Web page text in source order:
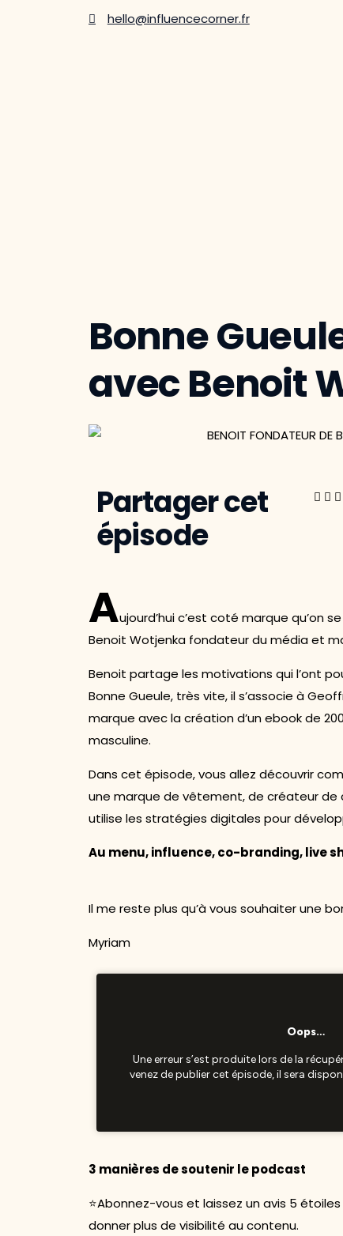
hello@influencecorner.fr
Bonne
avec Benoit
Partager cet
épisode
Aujourd’hui c’est coté marque qu’on
Benoit Wotjenka fondateur du média et
Benoit partage les motivations qui l’ont
Bonne Gueule, très vite, il s’associe à
marque avec la création d’un ebook de
masculine.
Dans cet épisode, vous allez découvrir
une marque de vêtement, de créateur de
utilise les stratégies digitales pour
Au menu, influence, co-branding, live
Il me reste plus qu’à vous souhaiter une
Myriam
3 manières de soutenir le podcast
⭐Abonnez-vous et laissez un avis 5
donner plus de visibilité au contenu.